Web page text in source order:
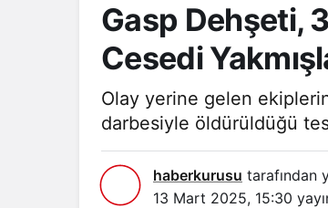
Gasp Dehşeti,
Cesedi
Olay yerine gelen ekiplerin
darbesiyle öldürüldüğü
haberkurusu tarafından
13 Mart 2025, 15:30